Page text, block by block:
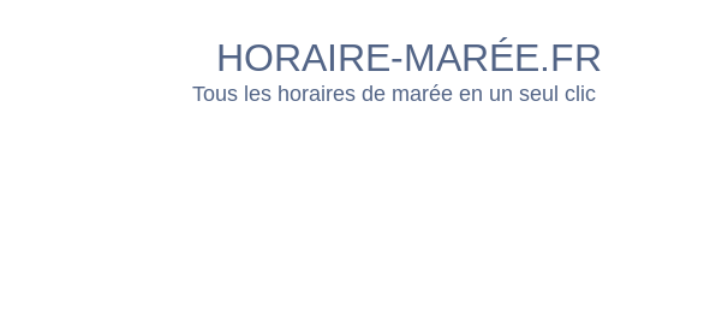
HORAIRE-MARÉE.FR
Tous les horaires de marée en un seul clic